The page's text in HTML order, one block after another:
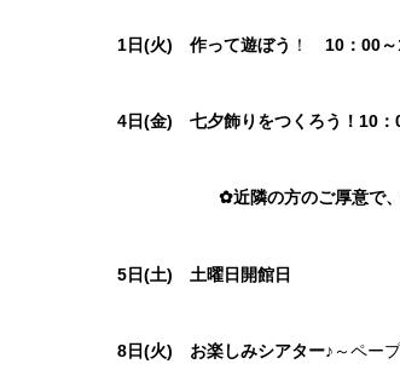
1日(火) 作って遊ぼう ！ 10：00
4日(金) 七夕飾りをつくろう！10：
✿近隣の方のご厚意で、笹の
5日(土) 土曜日開館日
8日(火) お楽しみシアター♪ ～ペー